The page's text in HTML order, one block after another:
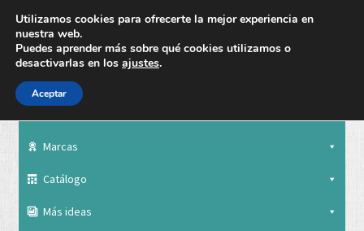
Marcas
Catálogo
Más ideas
Utilizamos cookies para ofrecerte la mejor experiencia en
nuestra web.
Puedes aprender más sobre qué cookies utilizamos o
desactivarlas en los ajustes.
Aceptar